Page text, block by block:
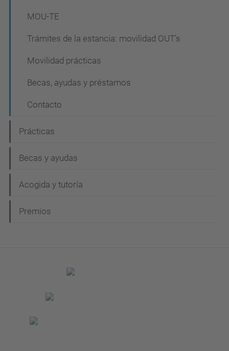
MOU-TE
Trámites de la estancia: movilidad OUT's
Movilidad prácticas
Becas, ayudas y préstamos
Contacto
Prácticas
Becas y ayudas
Acogida y tutoría
Premios